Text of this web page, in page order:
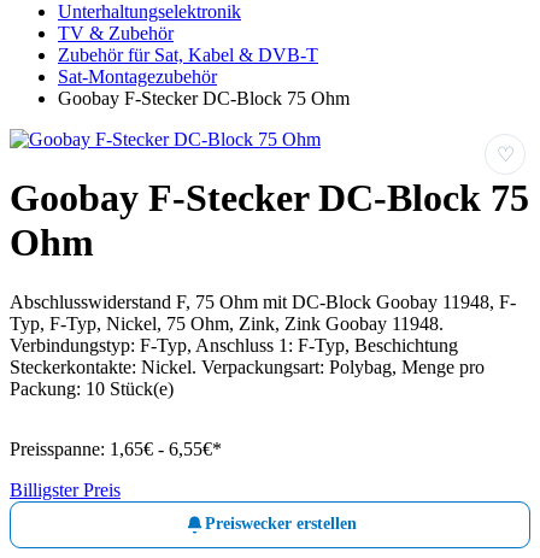
Unterhaltungselektronik
TV & Zubehör
Zubehör für Sat, Kabel & DVB-T
Sat-Montagezubehör
Goobay F-Stecker DC-Block 75 Ohm
♡
Goobay F-Stecker DC-Block 75
Ohm
Abschlusswiderstand F, 75 Ohm mit DC-Block Goobay 11948, F-
Typ, F-Typ, Nickel, 75 Ohm, Zink, Zink Goobay 11948.
Verbindungstyp: F-Typ, Anschluss 1: F-Typ, Beschichtung
Steckerkontakte: Nickel. Verpackungsart: Polybag, Menge pro
Packung: 10 Stück(e)
Preisspanne: 1,65€ - 6,55€*
Billigster Preis
Preiswecker erstellen